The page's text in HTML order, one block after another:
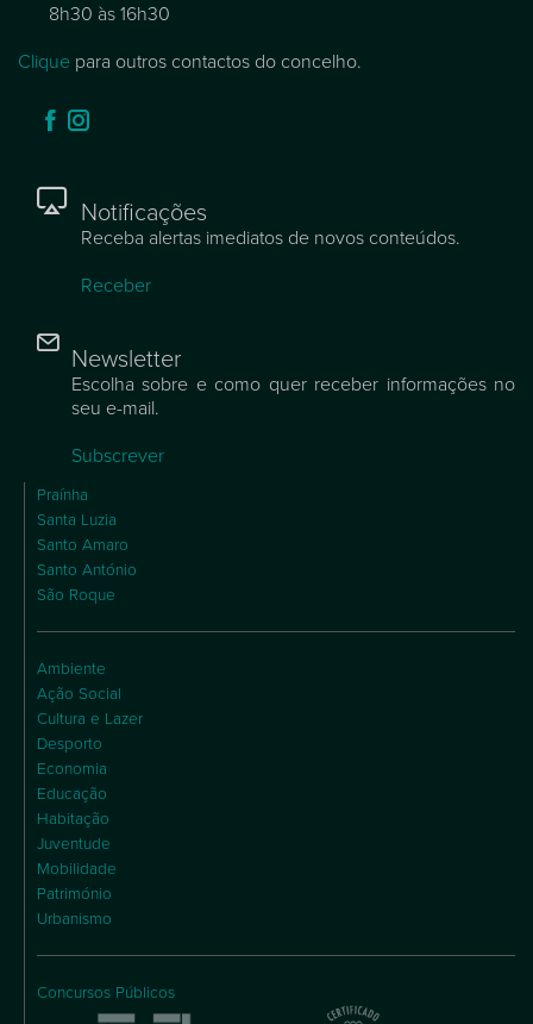
8h30 às 16h30
Clique para outros contactos do concelho.
Notificações
Receba alertas imediatos de novos conteúdos.
Receber
Newsletter
Escolha sobre e como quer receber informações no
seu e-mail.
Subscrever
Praínha
Santa Luzia
Santo Amaro
Santo António
São Roque
Ambiente
Ação Social
Cultura e Lazer
Desporto
Economia
Educação
Habitação
Juventude
Mobilidade
Património
Urbanismo
Concursos Públicos